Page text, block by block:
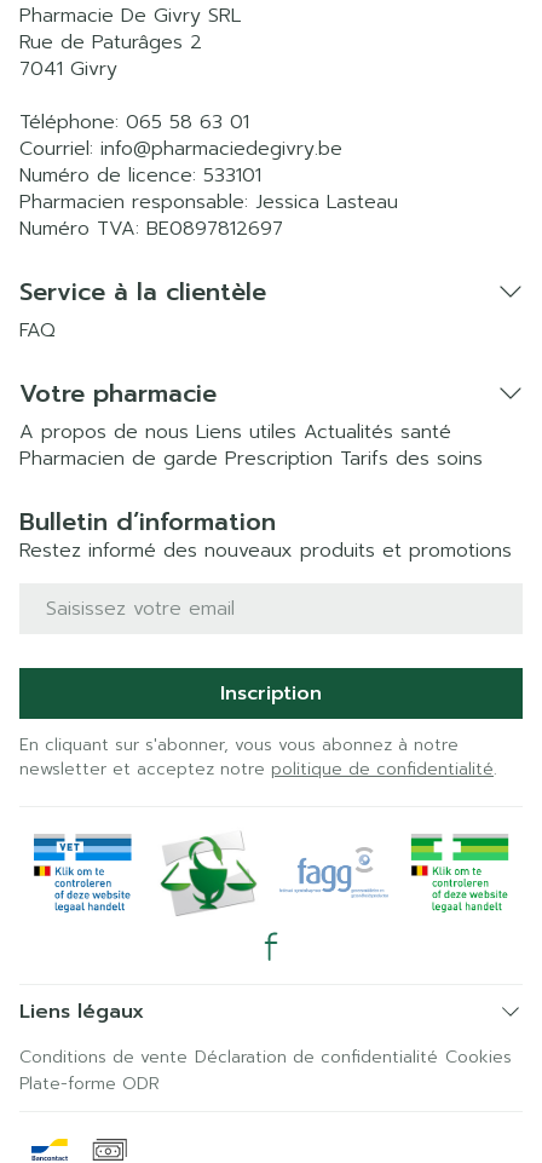
Pharmacie De Givry SRL
Rue de Paturâges 2
7041 Givry
Téléphone: 065 58 63 01
Courriel: info@pharmaciedegivry.be
Numéro de licence: 533101
Pharmacien responsable: Jessica Lasteau
Numéro TVA: BE0897812697
Service à la clientèle
FAQ
Votre pharmacie
A propos de nous Liens utiles Actualités santé
Pharmacien de garde Prescription Tarifs des soins
Bulletin d’information
Restez informé des nouveaux produits et promotions
Adresse mail
Inscription
En cliquant sur s'abonner, vous vous abonnez à notre
newsletter et acceptez notre politique de confidentialité.
Liens légaux
Conditions de vente Déclaration de confidentialité Cookies
Plate-forme ODR